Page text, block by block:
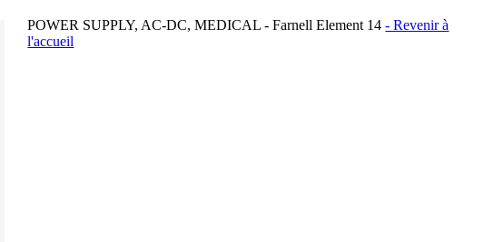
POWER SUPPLY, AC-DC, MEDICAL - Farnell Element 14- Revenir à
l'accueil